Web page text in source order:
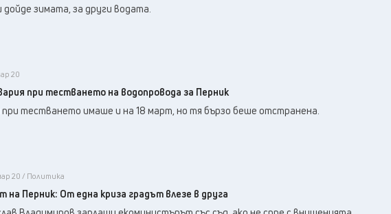
дойде зимата, за други водата.
20
при тестването на водопровода за Перник
при тестването имаше и на 18 март, но тя бързо беше отстранена.
20 / Политика
на Перник: От една криза градът влезе в друга